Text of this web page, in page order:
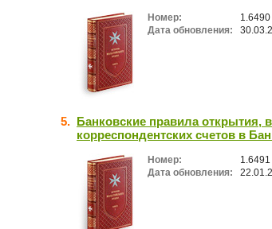
Номер:
1.6490
Дата обновления:
5. Банковские правила открытия,
корреспондентских счетов в
Номер:
1.6491
Дата обновления: